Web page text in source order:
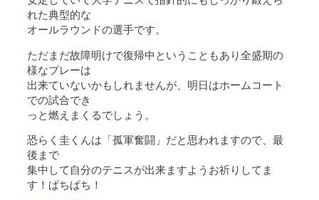
れた典型的な
オールラウンドの選手です。
ただまだ故障明けで復帰中ということもあり全盛期の
様なプレーは
出来ていないかもしれませんが、明日はホームコート
での試合でき
っと燃えまくるでしょう。
恐らく圭くんは「孤軍奮闘」だと思われますので、最
後まで
集中して自分のテニスが出来ますようお祈りしてま
す！ぱちぱち！